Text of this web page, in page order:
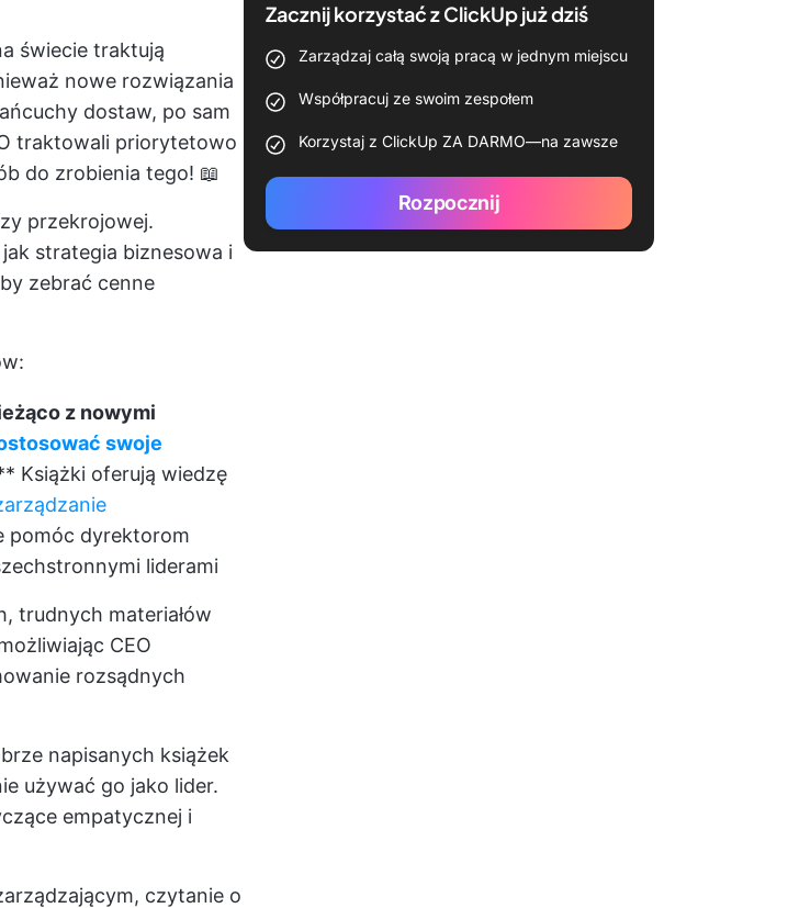
świecie traktują
nowe rozwiązania
dostaw, po sam
traktowali priorytetowo
do zrobienia tego! 📖
przekrojowej.
strategia biznesowa i
zebrać cenne
z nowymi
swoje
Książki oferują wiedzę
pomóc dyrektorom
liderami
trudnych materiałów
CEO
rozsądnych
napisanych książek
używać go jako lider.
empatycznej i
czytanie o
Zacznij korzystać z ClickUp już dziś
Zarządzaj całą swoją pracą w jednym miejscu
Współpracuj ze swoim zespołem
Korzystaj z ClickUp ZA DARMO—na zawsze
Rozpocznij